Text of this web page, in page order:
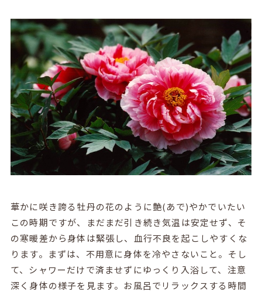
華かに咲き誇る牡丹の花のように艶(あで)やかでいたい
この時期ですが、まだまだ引き続き気温は安定せず、そ
の寒暖差から身体は緊張し、血行不良を起こしやすくな
ります。まずは、不用意に身体を冷やさないこと。そし
て、シャワーだけで済ませずにゆっくり入浴して、注意
深く身体の様子を見ます。お風呂でリラックスする時間